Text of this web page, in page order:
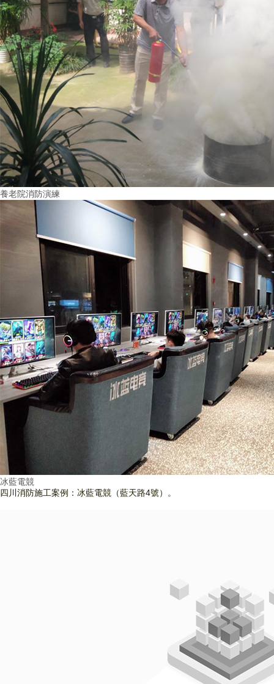
養老院消防演練
冰藍電競
四川消防施工案例：冰藍電競（藍天路4號）。